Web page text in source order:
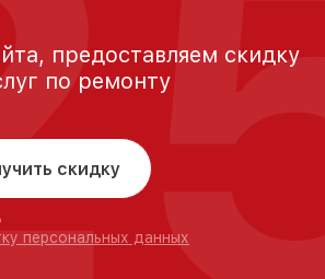
предоставляем скидку
по ремонту
скидку
персональных данных